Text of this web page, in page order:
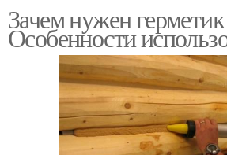
Зачем нужен
Особенности